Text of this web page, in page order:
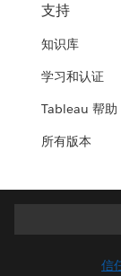
支持
知识库
学习和认证
Tableau 帮助
所有版本
信